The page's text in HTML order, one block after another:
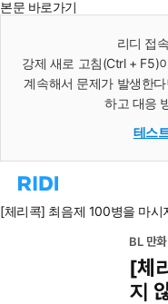
본문 바로가기
리디 접
강제 새로 고침(Ctrl + F5)
계속해서 문제가 발생한
하고 대응
테스
리
홈
[체리콕] 최음제 100병을 마시
BL 만
[체
지